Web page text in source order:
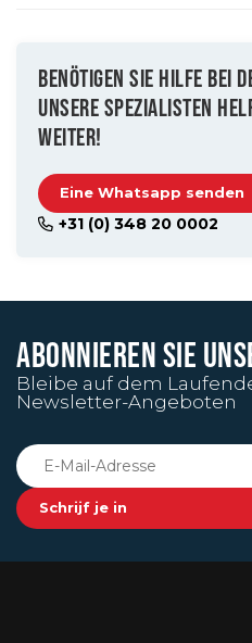
BENÖTIGEN SIE HILFE BEI
UNSERE SPEZIALISTEN
WEITER!
Eine Whatsapp senden
+31 (0) 348 20 0002
ABONNIEREN SIE
Bleibe auf dem
Newsletter-Angeboten
Schrijf je in